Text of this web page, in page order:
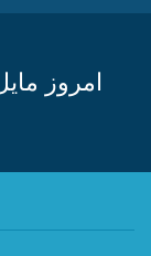
امروز